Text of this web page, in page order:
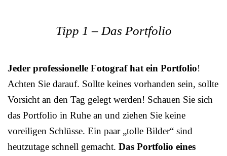
Tipp 1 – Das Portfolio
Jeder professionelle Fotograf hat ein Portfolio!
Achten Sie darauf. Sollte keines vorhanden sein, sollte
Vorsicht an den Tag gelegt werden! Schauen Sie sich
das Portfolio in Ruhe an und ziehen Sie keine
voreiligen Schlüsse. Ein paar „tolle Bilder“ sind
heutzutage schnell gemacht. Das Portfolio eines